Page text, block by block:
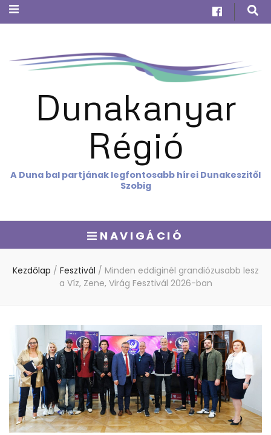
Dunakanyar
Régió
A Duna bal partjának legfontosabb hírei Dunakeszitől
Szobig
NAVIGÁCIÓ
Kezdőlap / Fesztivál / Minden eddiginél grandiózusabb lesz
a Víz, Zene, Virág Fesztivál 2026-ban